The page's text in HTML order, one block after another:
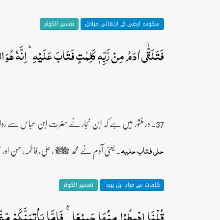
سکونت ارضی کے ارتقائی مراحل تفسیر الکوثر
فَتَلَقّٰۤی اٰدَمُ مِنۡ رَّبِّہٖ کَلِمٰتٍ فَتَابَ عَلَیۡہِ ؕ اِنَّہٗ ہُوَ
37۔ در منثور میں ہے کہ ابن نجار نے حضرت ابن عباس سے روایت کی ہے کہ حضور
علی فتاب علیہ۔ یعنی آدم نے محمدصلى‌الله‌عليه‌وآله‌وسلم، علی، فاطمہ، حسن
کلمات سے مراد اہل بیت ؑ تفسیر الکوثر